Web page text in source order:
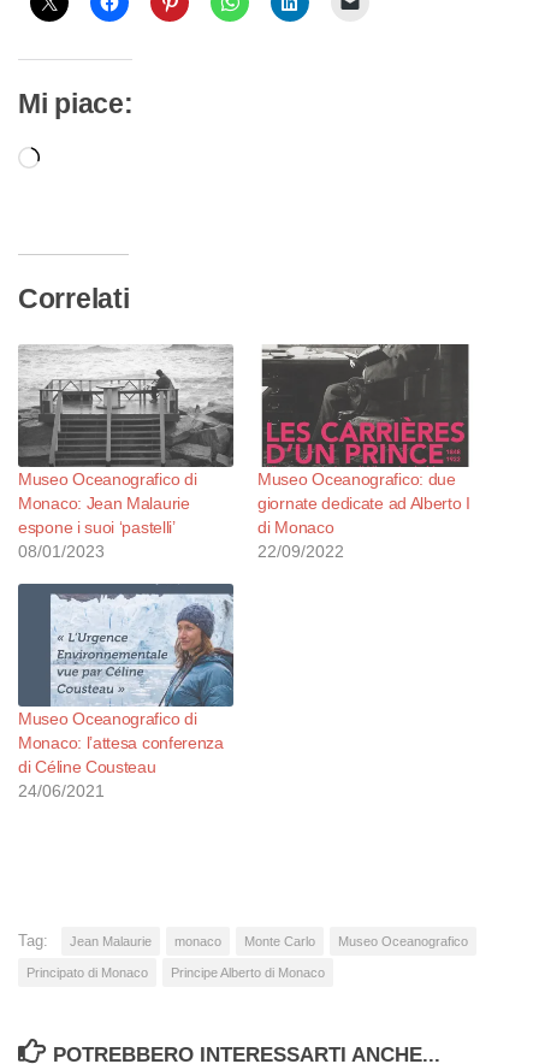
Mi piace:
Caricamento
Correlati
Museo Oceanografico di
Monaco: Jean Malaurie
espone i suoi ‘pastelli’
08/01/2023
Museo Oceanografico: due
giornate dedicate ad Alberto I
di Monaco
22/09/2022
Museo Oceanografico di
Monaco: l’attesa conferenza
di Céline Cousteau
24/06/2021
Tag: Jean Malaurie monaco Monte Carlo Museo Oceanografico
Principato di Monaco Principe Alberto di Monaco
POTREBBERO INTERESSARTI ANCHE...